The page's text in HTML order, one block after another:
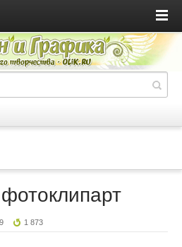
1 873